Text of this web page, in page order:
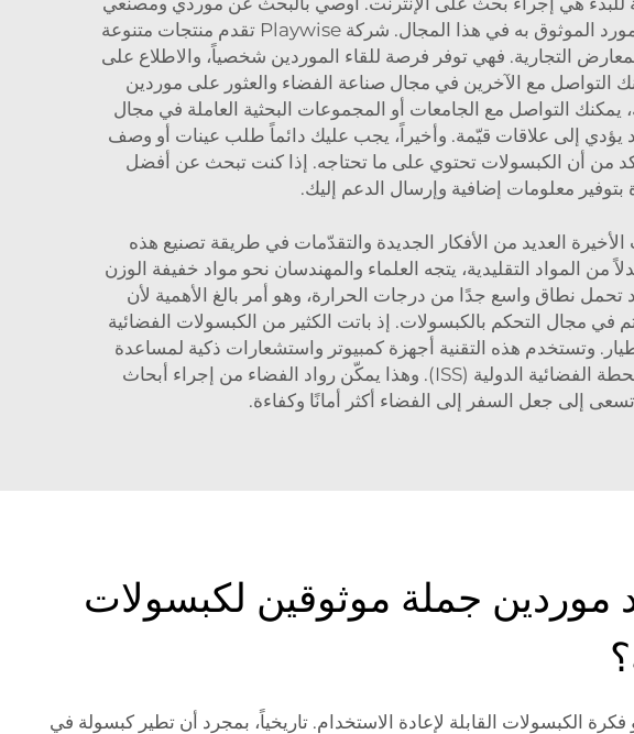
الكبسولات الفضائية عبر Google. اقرأ التقييمات، تحقق من التصنيفات وأجرِ بحثك لمعرفة من هو المورد الموثوق به في هذا المجال. شركة Playwise تقدم منتجات متنوعة
التجارية. فهي توفر فرصة للقاء الموردين شخصياً، والاطلاع على
التواصل مع الآخرين في مجال صناعة الفضاء والعثور على موردين
التواصل مع الجامعات أو المجموعات البحثية العاملة في مجال
يؤدي إلى علاقات قيّمة. وأخيراً، يجب عليك دائماً طلب عينات أو وصف
من أن الكبسولات تحتوي على ما تحتاجه. إذا كنت تبحث عن أفضل
العديد من الأفكار الجديدة والتقدّمات في طريقة تصنيع هذه
من المواد التقليدية، يتجه العلماء والمهندسان نحو مواد خفيفة الوزن
تحمل نطاق واسع جدًا من درجات الحرارة، وهو أمر بالغ الأهمية لأن
مجال التحكم بالكبسولات. إذ باتت الكثير من الكبسولات الفضائية
وتستخدم هذه التقنية أجهزة كمبيوتر واستشعارات ذكية لمساعدة
الكبسولة على التنقل وتجنب العوائق. وبعض الكبسولات مصممة حتى لنقل البشر والبضائع إلى المحطة الفضائية الدولية (ISS). وهذا يمكّن رواد الفضاء من إجراء أبحاث
موردين جملة موثوقين لكبسولات
الكبسولات القابلة لإعادة الاستخدام. تاريخياً، بمجرد أن تطير كبسولة في